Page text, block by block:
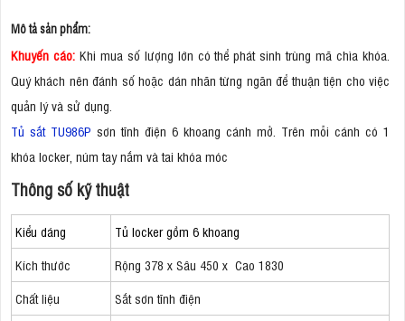
Mô tả sản phẩm:
Khuyến cáo:Khi mua số lượng lớn có thể phát sinh trùng mã chìa khóa.
Quý khách nên đánh số hoặc dán nhãn từng ngăn để thuận tiện cho việc
quản lý và sử dụng.
Tủ sắt TU986P sơn tĩnh điện 6 khoang cánh mở. Trên mỗi cánh có 1
khóa locker, núm tay nắm và tai khóa móc
Thông số kỹ thuật
Kiểu dáng
Tủ locker gồm 6 khoang
Kích thước
Rộng 378 x Sâu 450 x Cao 1830
Chất liệu
Sắt sơn tĩnh điện